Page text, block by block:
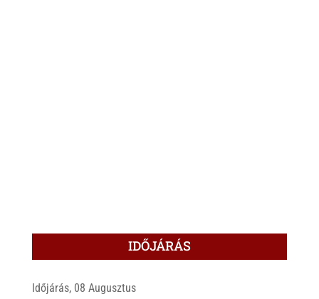
IDŐJÁRÁS
Időjárás, 08 Augusztus